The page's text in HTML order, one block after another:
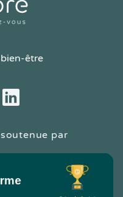
être
LinkedIn
par